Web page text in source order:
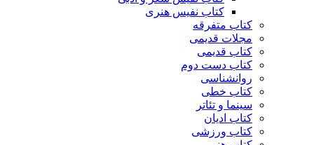
کتاب نفیس هنری
کتاب متفرقه
مجلات قدیمی
کتاب قدیمی
کتاب دست دوم
روانشناسی
کتاب خطی
سینما و تئاتر
کتاب ادیان
کتاب ورزشی